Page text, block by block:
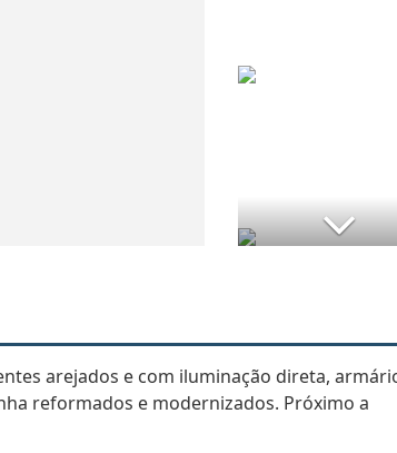
arejados e com iluminação direta,
reformados e modernizados. Próximo a